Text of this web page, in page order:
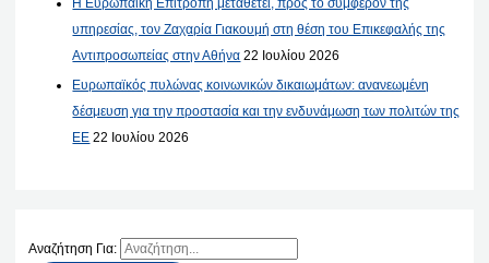
Η Ευρωπαϊκή Επιτροπή μεταθέτει, προς το συμφέρον της
υπηρεσίας, τον Ζαχαρία Γιακουμή στη θέση του Επικεφαλής της
Αντιπροσωπείας στην Αθήνα 22 Ιουλίου 2026
Ευρωπαϊκός πυλώνας κοινωνικών δικαιωμάτων: ανανεωμένη
δέσμευση για την προστασία και την ενδυνάμωση των πολιτών της
ΕΕ 22 Ιουλίου 2026
Αναζήτηση Για: